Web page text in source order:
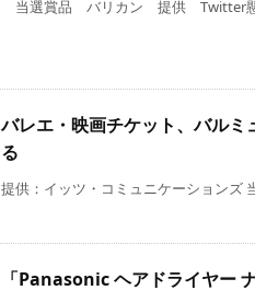
当選賞品 バリカン 提供 Twitter懸
バレエ・映画チケット、バル
る
提供：イッツ・コミュニケーションズ
「Panasonic ヘアドライヤー